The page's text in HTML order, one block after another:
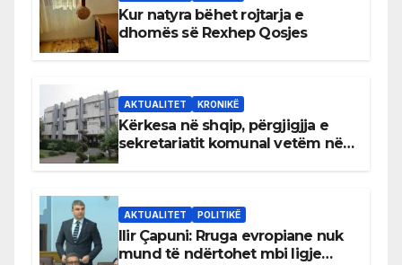
Kur natyra bëhet rojtarja e
dhomës së Rexhep Qosjes
AKTUALITET KRONIKË
Kërkesa në shqip, përgjigjja e
sekretariatit komunal vetëm në
AKTUALITET POLITIKË
Ilir Çapuni: Rruga evropiane nuk
mund të ndërtohet mbi ligje